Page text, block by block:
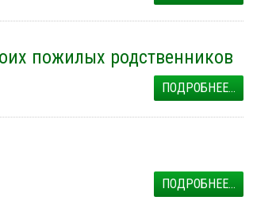
пожилых родственников
ПОДРОБНЕЕ...
ПОДРОБНЕЕ...